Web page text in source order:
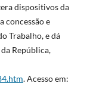
dispositivos da
concessão e
Trabalho, e dá
República,
. Acesso em: